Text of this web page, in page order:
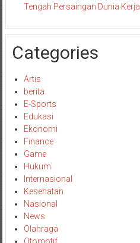
Tengah Persaingan Dunia Kerja
Categories
Artis
berita
E-Sports
Edukasi
Ekonomi
Finance
Game
Hukum
Internasional
Kesehatan
Nasional
News
Olahraga